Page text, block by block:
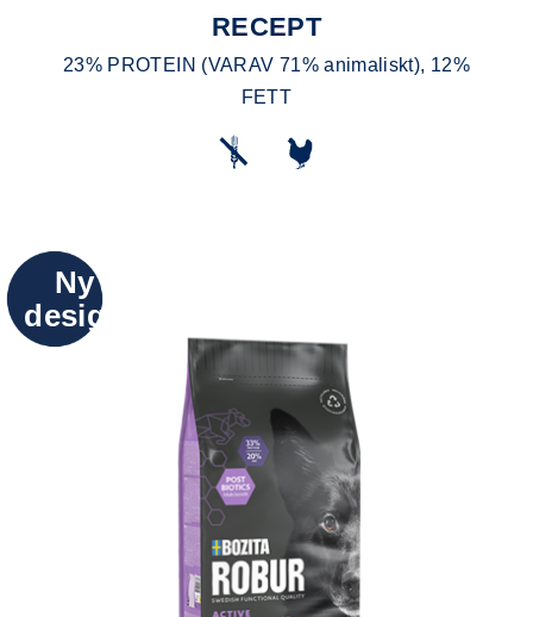
RECEPT
23% PROTEIN (VARAV 71% animaliskt), 12%
FETT
Ny
design